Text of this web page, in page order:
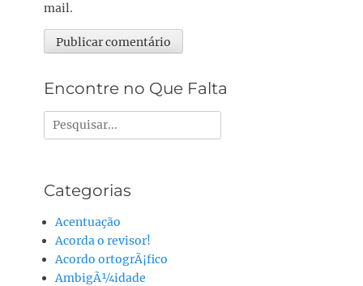
mail.
Encontre no Que Falta
Pesquisar
por:
Categorias
Acentuação
Acorda o revisor!
Acordo ortogrÃ¡fico
AmbigÃ¼idade